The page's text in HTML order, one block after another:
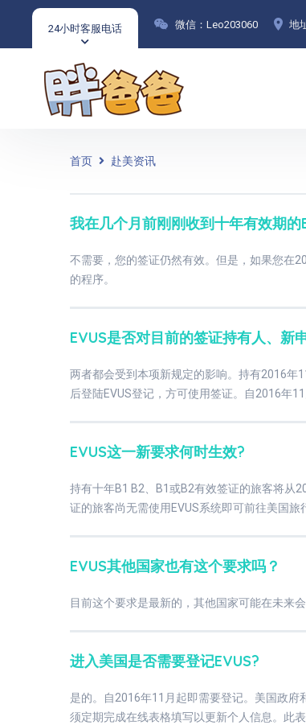
24小时客服电话 微信：Leo203060 地
首页 赴美资讯
我在几个月前刚刚收到十年有效期
不需要，您的签证仍然有效。但是，如果您在
的程序。
EVUS是否对目前的签证持有人、新
两者都会受到本项新规定的影响。持有2016年
后登陆EVUS登记，方可使用签证。自2016年
EVUS这一新要求何时生效?
持有十年B1 B2、B1或B2有效签证的旅客将从
证的旅客尚无需使用EVUS系统即可前往美国
EVUS其他国家也有这个要求吗？
目前这个要求是最新的，其他国家可能在未来会
进入美国是否需要登记EVUS?
是的。自2016年11月起即需要登记。美国政
须定期完成在线表格填写以更新个人信息。此